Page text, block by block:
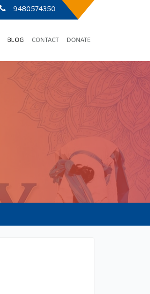
9480266366
BLOG CONTACT DONATE